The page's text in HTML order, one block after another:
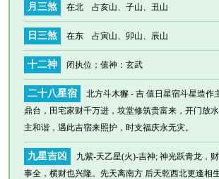
月三煞 在北 占亥山、子山、丑山
日三煞 在东 占寅山、卯山、辰山
十二神 闭执位 ；值神：玄武
二十八星宿
北方斗木獬 - 吉 值日星宿斗星造作
鼎台，田宅家财千万进，坟堂修筑贵富来，开门放
主和谐，遇此吉宿来照护，时支福庆永无灾。
九星吉凶
九紫-天乙星(火)-吉神; 神光跃青龙，
事全，横财也兴隆。先天离南方 后天乾西北更逢相